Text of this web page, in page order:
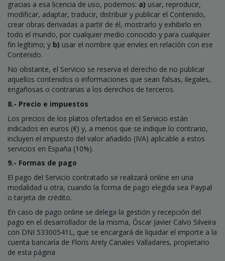
gracias a esa licencia de uso, podemos: a) usar, reproducir,
modificar, adaptar, traducir, distribuir y publicar el Contenido,
crear obras derivadas a partir de él, mostrarlo y exhibirlo en
todo el mundo, por cualquier medio conocido y para cualquier
fin legítimo; y b) usar el nombre que envíes en relación con ese
Contenido.
No obstante, el Servicio se reserva el derecho de no publicar
aquellos contenidos o informaciones que sean falsas, ilegales,
engañosas o contrarias a los derechos de terceros.
8.- Precio e impuestos
Los precios de los platos ofertados en el Servicio están
indicados en euros (€) y, a menos que se indique lo contrario,
incluyen el impuesto del valor añadido (IVA) aplicable a estos
servicios en España (10%).
9.- Formas de pago
El pago del Servicio contratado se realizará online en una
modalidad u otra, cuando la forma de pago elegida sea Paypal
o tarjeta de crédito.
En caso de pago online se delega la gestión y recepción del
pago en el desarrollador de la misma, Óscar Javier Calvo Silveira
con DNI 53300541L, que se encargará de liquidar el importe a la
cuenta bancaría de Floris Arely Canales Valladares, propietario
de esta página